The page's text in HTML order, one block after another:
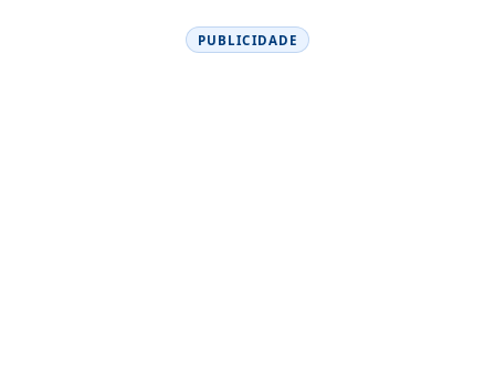
PUBLICIDADE